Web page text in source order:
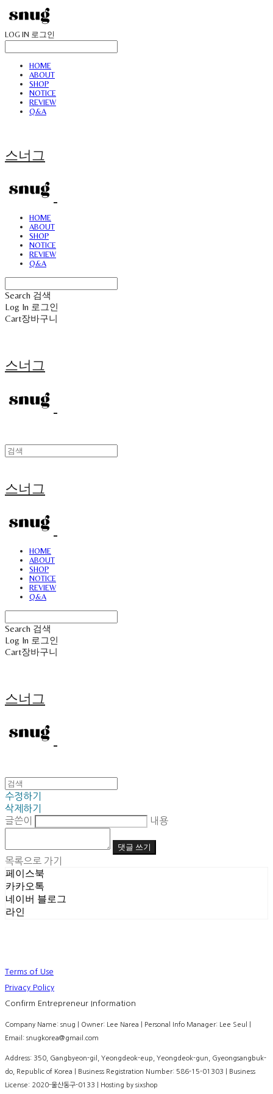
LOG IN 로그인
HOME
ABOUT
SHOP
NOTICE
REVIEW
Q&A
스너그
HOME
ABOUT
SHOP
NOTICE
REVIEW
Q&A
Search 검색
Log In 로그인
Cart장바구니
스너그
스너그
HOME
ABOUT
SHOP
NOTICE
REVIEW
Q&A
Search 검색
Log In 로그인
Cart장바구니
스너그
수정하기
삭제하기
글쓴이
내용
댓글 쓰기
목록으로 가기
페이스북
카카오톡
네이버 블로그
라인
Terms of Use
Privacy Policy
Confirm Entrepreneur Information
Company Name: snug | Owner: Lee Narea | Personal Info Manager: Lee Seul |
Email: snugkorea@gmail.com
Address: 350, Gangbyeon-gil, Yeongdeok-eup, Yeongdeok-gun, Gyeongsangbuk-
do, Republic of Korea | Business Registration Number: 586-15-01303 | Business
License: 2020-울산동구-0133 | Hosting by sixshop